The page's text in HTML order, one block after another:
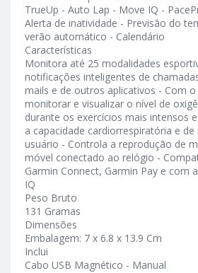
TrueUp - Auto Lap - Move IQ -
Alerta de inatividade - Previsão do
verão automático - Calendário
Características
Monitora até 25 modalidades
notificações inteligentes de
mails e de outros aplicativos - Com o
monitorar e visualizar o nível de
durante os exercícios mais intensos
a capacidade cardiorrespiratória e de
usuário - Controla a reprodução de
móvel conectado ao relógio -
Garmin Connect, Garmin Pay e com
IQ
Peso Bruto
131 Gramas
Dimensões
Embalagem: 7 x 6.8 x 13.9 Cm
Inclui
Cabo USB Magnético - Manual